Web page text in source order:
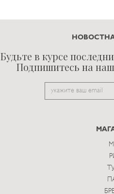
Будьте в курсе
Подпишитесь на
Email